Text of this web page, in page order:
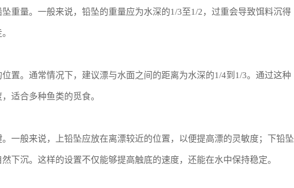
重量。一般来说，铅坠的重量应为水深的1/3至1/2，过重会导致饵料沉得
置。通常情况下，建议漂与水面之间的距离为水深的1/4到1/3。通过这种
适合多种鱼类的觅食。
一般来说，上铅坠应放在离漂较近的位置，以便提高漂的灵敏度；下铅坠
下沉。这样的设置不仅能够提高触底的速度，还能在水中保持稳定。